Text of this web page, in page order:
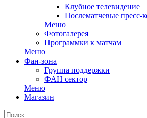
Клубное телевидение
Послематчевые пресс-
Меню
Фотогалерея
Программки к матчам
Меню
Фан-зона
Группа поддержки
ФАН сектор
Меню
Магазин